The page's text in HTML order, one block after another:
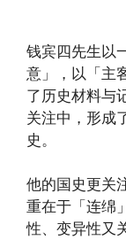
钱宾四先生以
意」，以「主
了历史材料与
关注中，形成
史。
他的国史更关
重在于「连绵
性、变异性又